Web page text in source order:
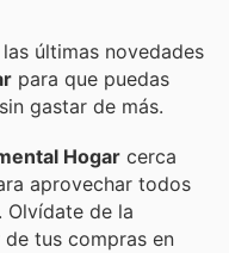
últimas novedades
para que puedas
gastar de más.
Hogar cerca
aprovechar todos
Olvídate de la
tus compras en